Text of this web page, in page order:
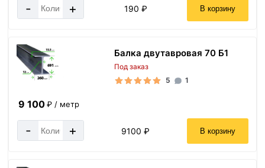
- + 190 ₽ В корзину
Балка двутавровая 70 Б1
Под заказ
5
1
9 100₽ / метр
- + 9100 ₽ В корзину